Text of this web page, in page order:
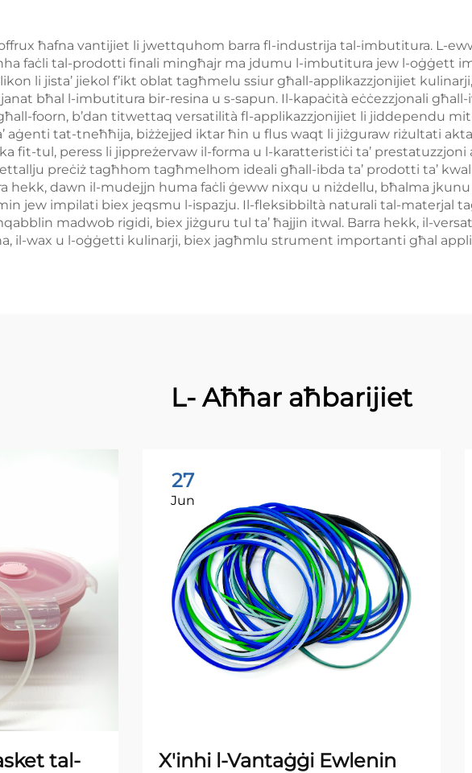
ħafna vantijiet li jwettquhom barra fl-industrija tal-imbutitura. L-
faċli tal-prodotti finali mingħajr ma jdumu l-imbutitura jew l-oġġett
li jista’ jiekol f’ikt oblat tagħmelu ssiur għall-applikazzjonijiet
bħal l-imbutitura bir-resina u s-sapun. Il-kapaċità eċċezzjonali
foorn, b’dan titwettaq versatilità fl-applikazzjonijiet li jiddependu
aġenti tat-tneħħija, biżżejjed iktar ħin u flus waqt li jiżguraw riżultati
fit-tul, peress li jippreżervaw il-forma u l-karatteristiċi ta’ prestatuzzjoni
preċiż tagħhom tagħmelhom ideali għall-ibda ta’ prodotti ta’
hekk, dawn il-mudejjn huma faċli ġeww nixqu u niżdellu, bħalma
jew impilati biex jeqsmu l-ispazju. Il-fleksibbiltà naturali tal-materjal
madwob rigidi, biex jiżguru tul ta’ ħajjin itwal. Barra hekk, il-
il-wax u l-oġġetti kulinarji, biex jagħmlu strument importanti għal
L- Aħħar aħbarijiet
tal-
27
Jun
X'inhi l-Vantaġġi Ewlenin